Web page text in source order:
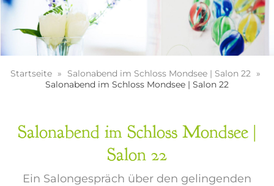
Startseite
Salonabend im Schloss Mondsee | Salon 22
Salonabend im Schloss Mondsee | Salon 22
Salonabend im Schloss Mondsee |
Salon 22
Ein Salongespräch über den gelingenden